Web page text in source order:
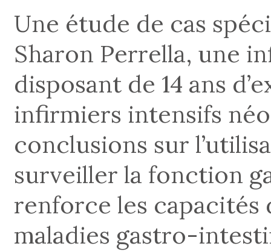
Une étude de cas
Sharon Perrella, une
disposant de 14 ans
infirmiers intensifs
conclusions sur
surveiller la fonction
renforce les capacités
maladies gastro-